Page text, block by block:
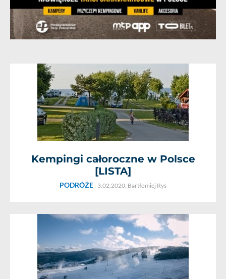
Kempingi całoroczne w Polsce
[LISTA]
PODRÓŻE 3.02.2020, Bartłomiej Ryś